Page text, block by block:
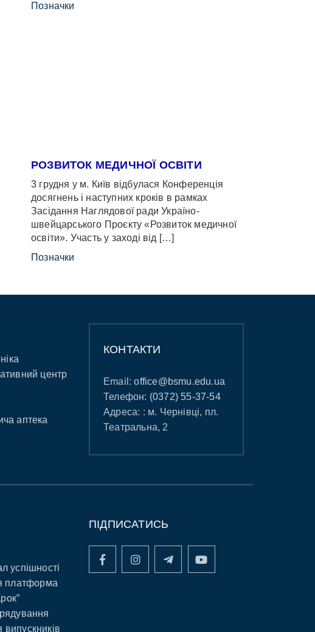
Позначки
РОЗВИТОК МЕДИЧНОЇ ОСВІТИ
3 грудня у м. Київ відбулася Конференція
досягнень і наступних кроків в рамках
Засідання Наглядової ради Україно-
швейцарського Проєкту «Розвиток медичної
освіти». Участь у заході від […]
Позначки
центр
аптека
КОНТАКТИ
Email:office@bsmu.edu.ua
Телефон: (0372) 55-37-54
Адреса: : м. Чернівці, пл.
Театральна, 2
успішності
платформа
ПІДПИСАТИСЬ